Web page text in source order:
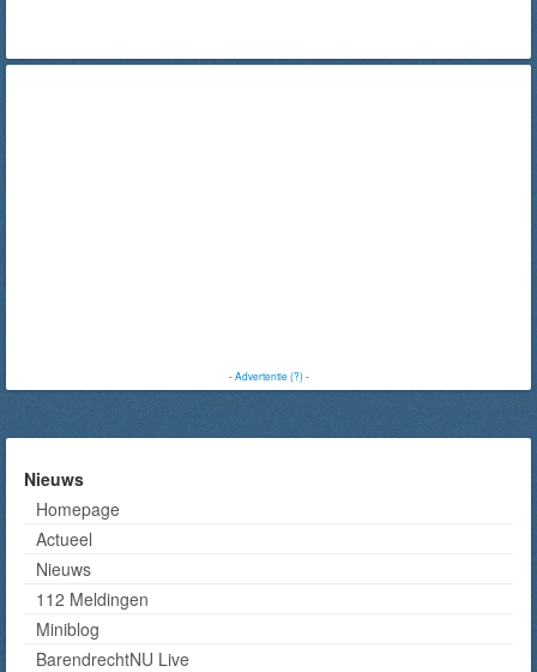
-Advertentie (?)-
Nieuws
Homepage
Actueel
Nieuws
112 Meldingen
Miniblog
BarendrechtNU Live